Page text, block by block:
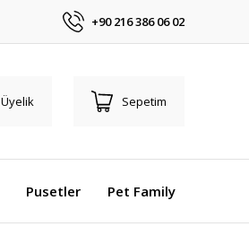
+90 216 386 06 02
Üyelik Sepetim
Pusetler Pet Family